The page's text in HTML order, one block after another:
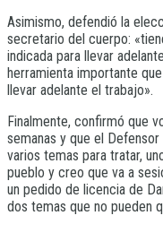
Asimismo, defendió la
secretario del cuerpo:
indicada para llevar
herramienta importante
llevar adelante el trabajo».
Finalmente, confirmó que
semanas y que el
varios temas para tratar,
pueblo y creo que va a
un pedido de licencia de
dos temas que no pueden